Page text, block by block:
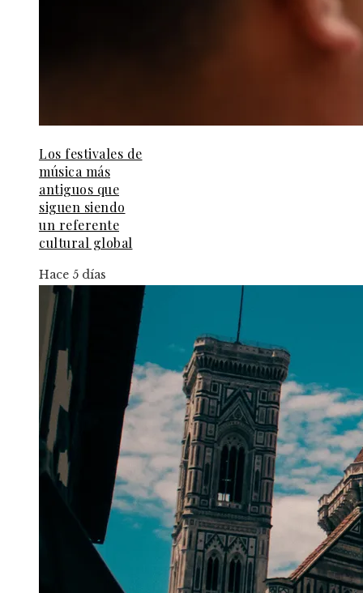
Los festivales de
música más
antiguos que
siguen siendo
un referente
cultural global
Hace 5 días